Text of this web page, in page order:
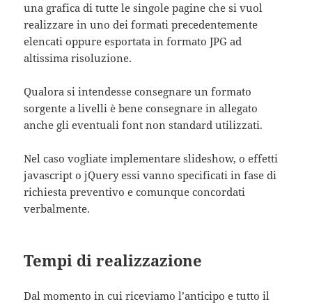
una grafica di tutte le singole pagine che si vuol
realizzare in uno dei formati precedentemente
elencati oppure esportata in formato JPG ad
altissima risoluzione.
Qualora si intendesse consegnare un formato
sorgente a livelli è bene consegnare in allegato
anche gli eventuali font non standard utilizzati.
Nel caso vogliate implementare slideshow, o effetti
javascript o jQuery essi vanno specificati in fase di
richiesta preventivo e comunque concordati
verbalmente.
Tempi di realizzazione
Dal momento in cui riceviamo l’anticipo e tutto il